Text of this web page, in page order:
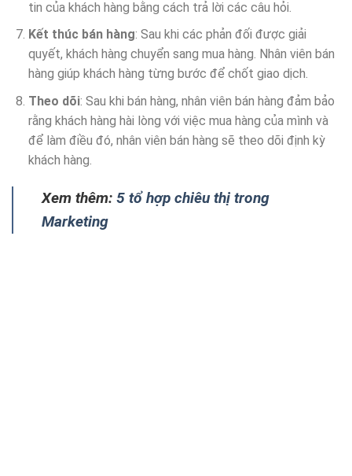
tin của khách hàng bằng cách trả lời các câu hỏi.
Kết thúc bán hàng: Sau khi các phản đối được giải
quyết, khách hàng chuyển sang mua hàng. Nhân viên bán
hàng giúp khách hàng từng bước để chốt giao dịch.
Theo dõi: Sau khi bán hàng, nhân viên bán hàng đảm bảo
rằng khách hàng hài lòng với việc mua hàng của mình và
để làm điều đó, nhân viên bán hàng sẽ theo dõi định kỳ
khách hàng.
Xem thêm: 5 tổ hợp chiêu thị trong
Marketing